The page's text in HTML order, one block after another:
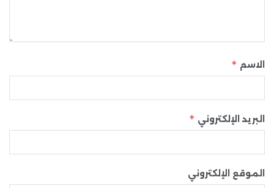
الاسم *
البريد الإلكتروني *
الموقع الإلكتروني